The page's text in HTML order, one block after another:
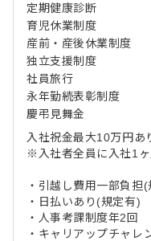
定期健康診断
育児休業制度
産前・産後休業制度
独立支援制度
社員旅行
永年勤続表彰制度
慶弔見舞金
入社祝金最大10万円あ
※入社者全員に入社1
・引越し費用一部負担
・日払いあり(規定有)
・人事考課制度年2回
・キャリアップチャレ